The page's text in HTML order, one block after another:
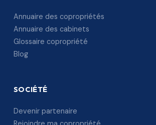
Annuaire des copropriétés
Annuaire des cabinets
Glossaire copropriété
Blog
SOCIÉTÉ
Devenir partenaire